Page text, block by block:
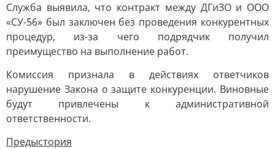
Служба выявила, что контракт между ДГиЗО и ООО
«СУ-56» был заключен без проведения конкурентных
процедур, из-за чего подрядчик получил
преимущество на выполнение работ.
Комиссия признала в действиях ответчиков
нарушение Закона о защите конкуренции. Виновные
будут привлечены к административной
ответственности.
Предыстория